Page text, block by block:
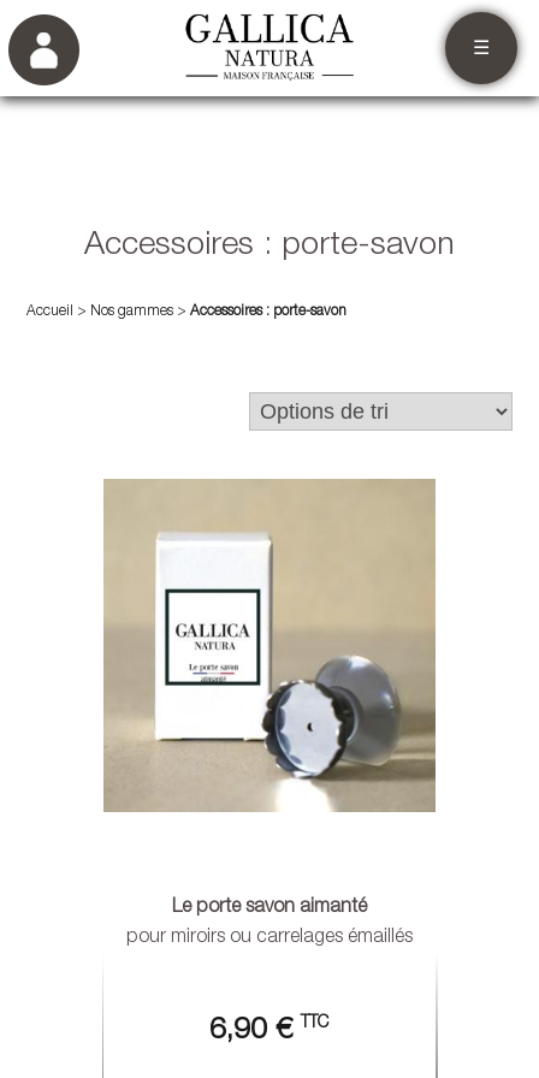
☰
Accessoires : porte-savon
Accueil > Nos gammes >Accessoires : porte-savon
Le porte savon aimanté
pour miroirs ou carrelages émaillés
6,90 € TTC